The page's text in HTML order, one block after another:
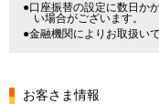
口座振替の設定に数日か
い場合がございます。
金融機関によりお取扱い
お客さま情報